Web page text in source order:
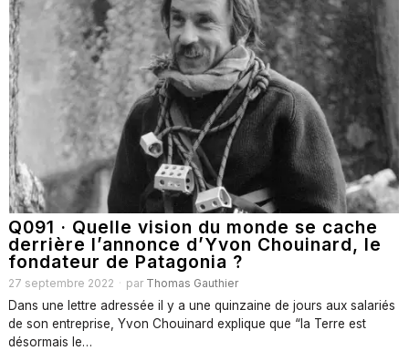
Q091 · Quelle vision du monde se cache
derrière l’annonce d’Yvon Chouinard, le
fondateur de Patagonia ?
27 septembre 2022 par Thomas Gauthier
Dans une lettre adressée il y a une quinzaine de jours aux salariés
de son entreprise, Yvon Chouinard explique que “la Terre est
désormais le…